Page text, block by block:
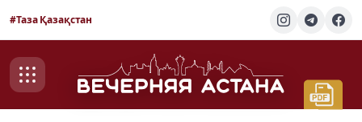
#Таза Қазақстан